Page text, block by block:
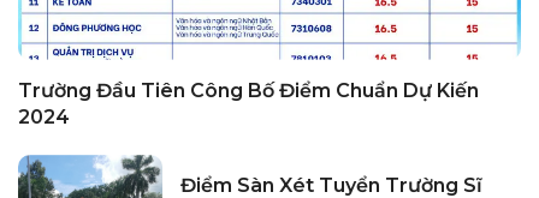
Trường Đầu Tiên Công Bố Điểm Chuẩn Dự Kiến
2024
Điểm Sàn Xét Tuyển Trường Sĩ